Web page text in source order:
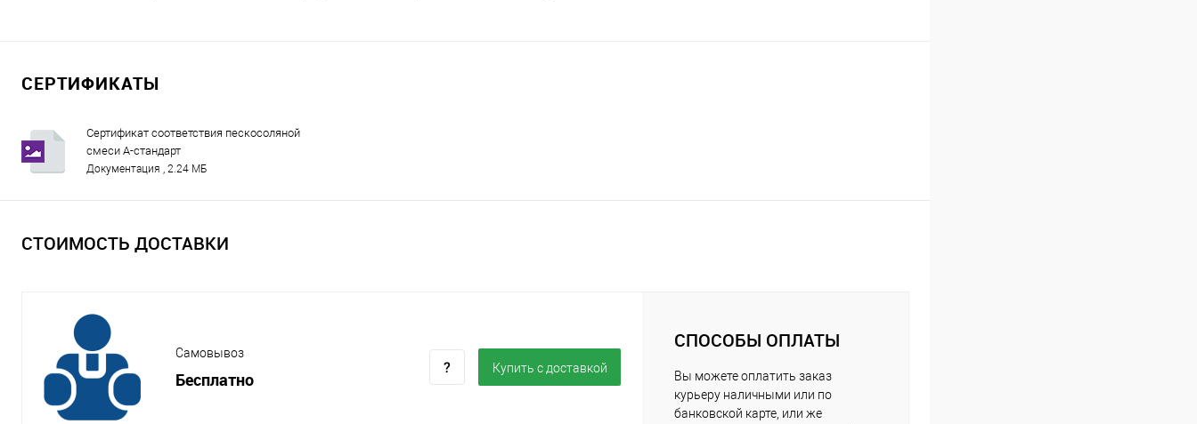
СЕРТИФИКАТЫ
Сертификат соответствия пескосоляной
смеси А-стандарт
Документация , 2.24 МБ
СТОИМОСТЬ ДОСТАВКИ
Самовывоз
Бесплатно
Купить c доставкой
СПОСОБЫ ОПЛАТЫ
Вы можете оплатить заказ
курьеру наличными или по
банковской карте, или же